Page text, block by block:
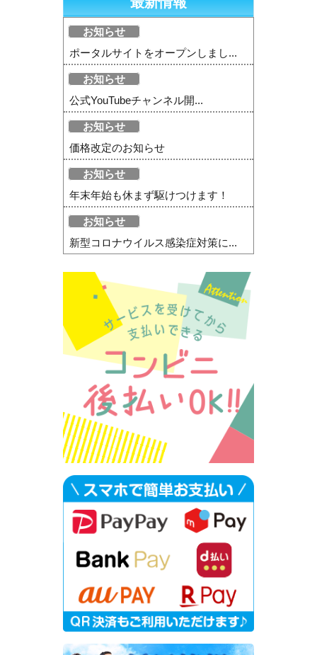
お知らせ
ポータルサイトをオープンしまし...
お知らせ
公式YouTubeチャンネル開...
お知らせ
価格改定のお知らせ
お知らせ
年末年始も休まず駆けつけます！
お知らせ
新型コロナウイルス感染症対策に...